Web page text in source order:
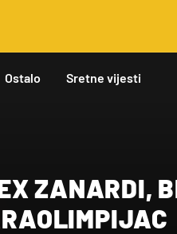
Ostalo Sretne vijesti
ZANARDI,